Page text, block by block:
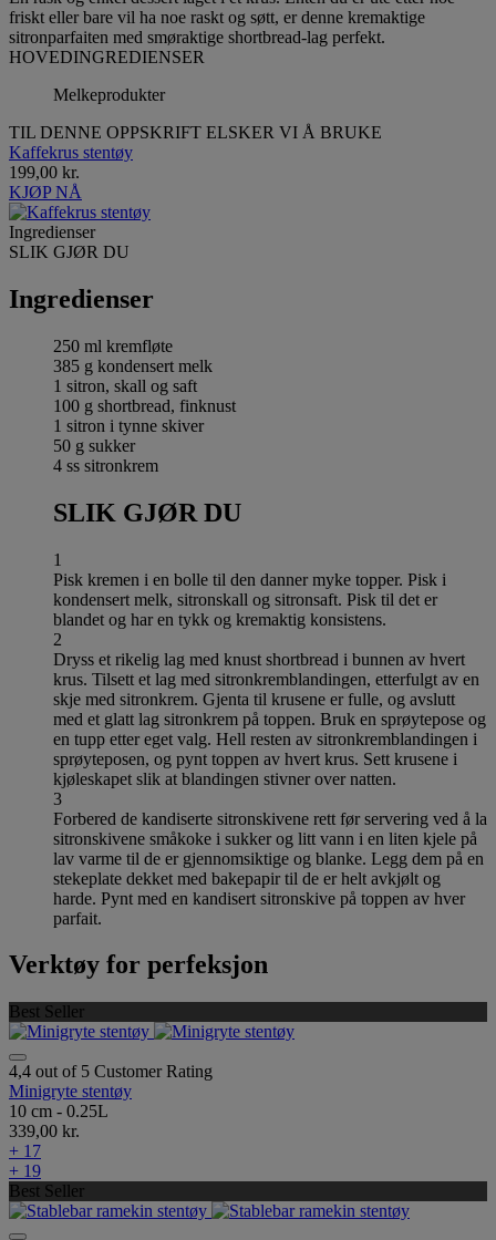
friskt eller bare vil ha noe raskt og søtt, er denne kremaktige
sitronparfaiten med smøraktige shortbread-lag perfekt.
HOVEDINGREDIENSER
Melkeprodukter
TIL DENNE OPPSKRIFT ELSKER VI Å BRUKE
Kaffekrus stentøy
199,00 kr.
KJØP NÅ
Ingredienser
SLIK GJØR DU
Ingredienser
250 ml kremfløte
385 g kondensert melk
1 sitron, skall og saft
100 g shortbread, finknust
1 sitron i tynne skiver
50 g sukker
4 ss sitronkrem
SLIK GJØR DU
1
Pisk kremen i en bolle til den danner myke topper. Pisk i
kondensert melk, sitronskall og sitronsaft. Pisk til det er
blandet og har en tykk og kremaktig konsistens.
2
Dryss et rikelig lag med knust shortbread i bunnen av hvert
krus. Tilsett et lag med sitronkremblandingen, etterfulgt av en
skje med sitronkrem. Gjenta til krusene er fulle, og avslutt
med et glatt lag sitronkrem på toppen. Bruk en sprøytepose og
en tupp etter eget valg. Hell resten av sitronkremblandingen i
sprøyteposen, og pynt toppen av hvert krus. Sett krusene i
kjøleskapet slik at blandingen stivner over natten.
3
Forbered de kandiserte sitronskivene rett før servering ved å la
sitronskivene småkoke i sukker og litt vann i en liten kjele på
lav varme til de er gjennomsiktige og blanke. Legg dem på en
stekeplate dekket med bakepapir til de er helt avkjølt og
harde. Pynt med en kandisert sitronskive på toppen av hver
parfait.
Verktøy for perfeksjon
Best Seller
4,4 out of 5 Customer Rating
Minigryte stentøy
10 cm - 0.25L
339,00 kr.
+ 17
+ 19
Best Seller